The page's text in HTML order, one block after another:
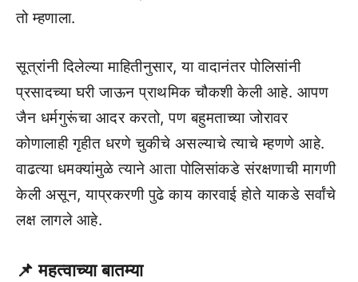
तो म्हणाला.
सूत्रांनी दिलेल्या माहितीनुसार, या वादानंतर पोलिसांनी
प्रसादच्या घरी जाऊन प्राथमिक चौकशी केली आहे. आपण
जैन धर्मगुरूंचा आदर करतो, पण बहुमताच्या जोरावर
कोणालाही गृहीत धरणे चुकीचे असल्याचे त्याचे म्हणणे आहे.
वाढत्या धमक्यांमुळे त्याने आता पोलिसांकडे संरक्षणाची मागणी
केली असून, याप्रकरणी पुढे काय कारवाई होते याकडे सर्वांचे
लक्ष लागले आहे.
📌महत्वाच्या बातम्या